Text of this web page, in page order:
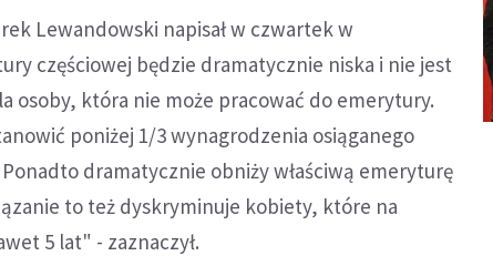
Lewandowski napisał w czwartek w
częściowej będzie dramatycznie niska i nie jest
osoby, która nie może pracować do emerytury.
poniżej 1/3 wynagrodzenia osiąganego
dramatycznie obniży właściwą emeryturę
to też dyskryminuje kobiety, które na
5 lat" - zaznaczył.